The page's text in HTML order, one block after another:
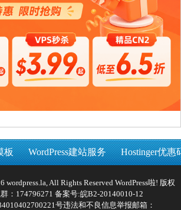
板 WordPress建站服务 Hostinger优惠
All Rights Reserved WordPress啦! 版权
群：174796271 备案号:皖B2-20140010-12
号违法和不良信息举报邮箱：